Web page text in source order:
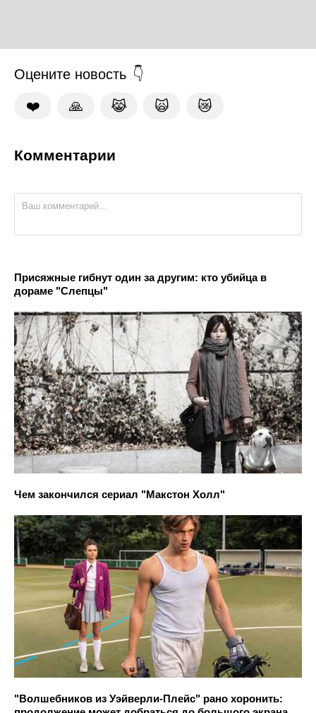
Оцените новость
❤️ 🙏 😹 🙀 😿
Комментарии
Присяжные гибнут один за другим: кто убийца в
дораме "Слепцы"
Чем закончился сериал "Макстон Холл"
"Волшебников из Уэйверли-Плейс" рано хоронить: